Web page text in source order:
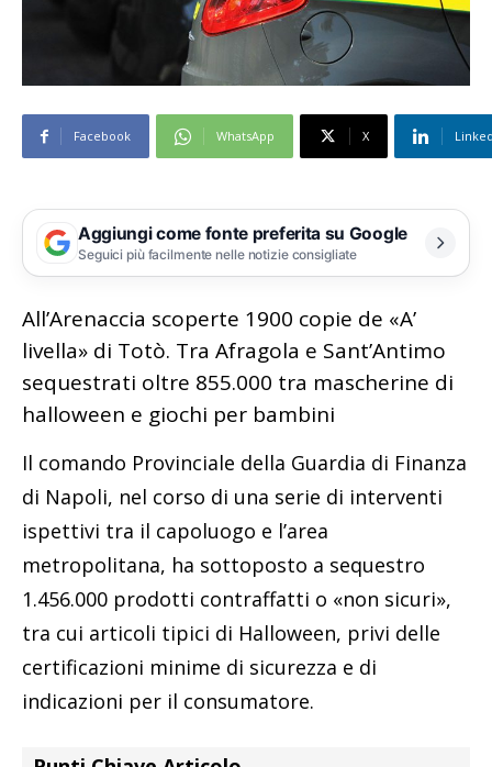
Facebook WhatsApp X
Aggiungi come fonte preferita su Google
Seguici più facilmente nelle notizie consigliate
All’Arenaccia scoperte 1900 copie de «A’
livella» di Totò. Tra Afragola e Sant’Antimo
sequestrati oltre 855.000 tra mascherine di
halloween e giochi per bambini
Il comando Provinciale della Guardia di Finanza
di Napoli, nel corso di una serie di interventi
ispettivi tra il capoluogo e l’area
metropolitana, ha sottoposto a sequestro
1.456.000 prodotti contraffatti o «non sicuri»,
tra cui articoli tipici di Halloween, privi delle
certificazioni minime di sicurezza e di
indicazioni per il consumatore.